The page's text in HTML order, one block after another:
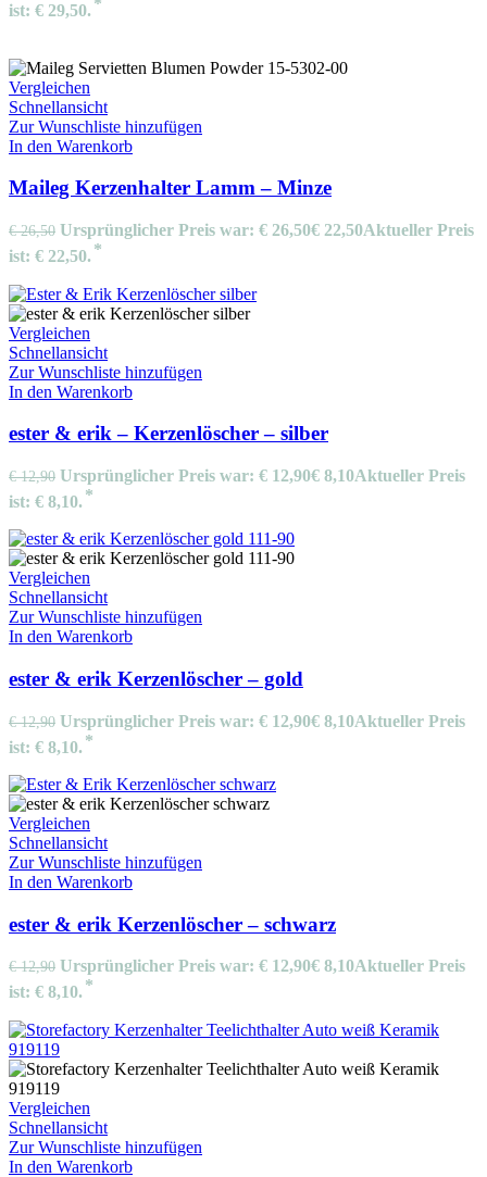
ist: € 29,50.
Vergleichen
Schnellansicht
Zur Wunschliste hinzufügen
In den Warenkorb
Maileg Kerzenhalter Lamm – Minze
€26,50 Ursprünglicher Preis war: € 26,50€ 22,50Aktueller Preis
ist: € 22,50.
Vergleichen
Schnellansicht
Zur Wunschliste hinzufügen
In den Warenkorb
ester & erik – Kerzenlöscher – silber
€12,90 Ursprünglicher Preis war: € 12,90€ 8,10Aktueller Preis
ist: € 8,10.
Vergleichen
Schnellansicht
Zur Wunschliste hinzufügen
In den Warenkorb
ester & erik Kerzenlöscher – gold
€12,90 Ursprünglicher Preis war: € 12,90€ 8,10Aktueller Preis
ist: € 8,10.
Vergleichen
Schnellansicht
Zur Wunschliste hinzufügen
In den Warenkorb
ester & erik Kerzenlöscher – schwarz
€12,90 Ursprünglicher Preis war: € 12,90€ 8,10Aktueller Preis
ist: € 8,10.
Vergleichen
Schnellansicht
Zur Wunschliste hinzufügen
In den Warenkorb